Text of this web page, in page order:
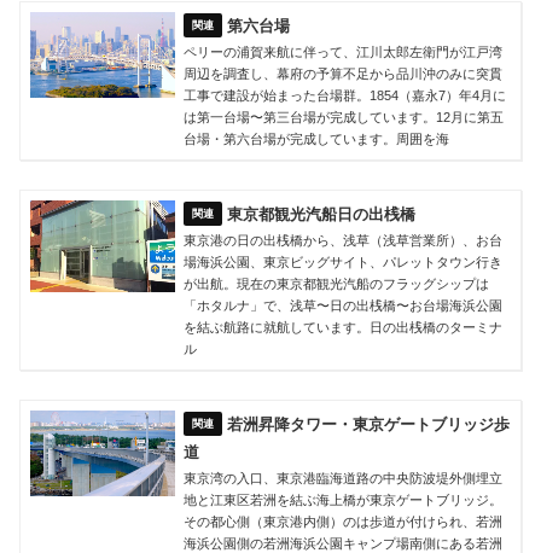
第六台場
ペリーの浦賀来航に伴って、江川太郎左衛門が江戸湾
周辺を調査し、幕府の予算不足から品川沖のみに突貫
工事で建設が始まった台場群。1854（嘉永7）年4月に
は第一台場〜第三台場が完成しています。12月に第五
台場・第六台場が完成しています。周囲を海
東京都観光汽船日の出桟橋
東京港の日の出桟橋から、浅草（浅草営業所）、お台
場海浜公園、東京ビッグサイト、パレットタウン行き
が出航。現在の東京都観光汽船のフラッグシップは
「ホタルナ」で、浅草〜日の出桟橋〜お台場海浜公園
を結ぶ航路に就航しています。日の出桟橋のターミナ
ル
若洲昇降タワー・東京ゲートブリッジ歩
道
東京湾の入口、東京港臨海道路の中央防波堤外側埋立
地と江東区若洲を結ぶ海上橋が東京ゲートブリッジ。
その都心側（東京港内側）のは歩道が付けられ、若洲
海浜公園側の若洲海浜公園キャンプ場南側にある若洲